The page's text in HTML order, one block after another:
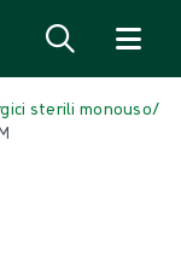
sterili monouso/